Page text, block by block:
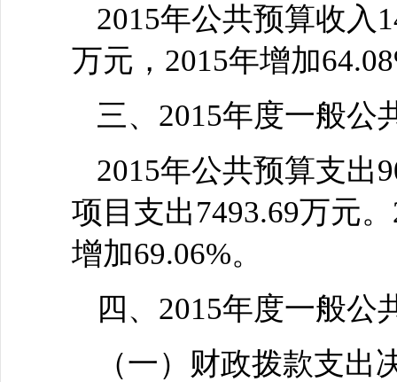
2015年公共预算收入
万元，2015年增加
三、2015年度一般公
2015年公共预算支出
项目支出7493.69万元
增加69.06%。
四、2015年度一般公
（一）财政拨款支出